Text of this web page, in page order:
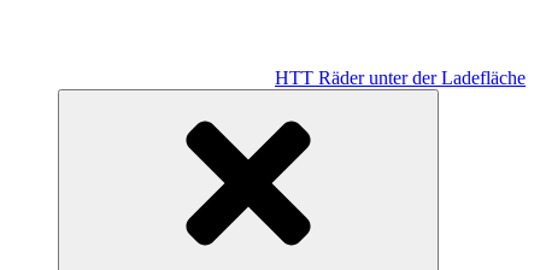
HTT Räder unter der Ladefläche